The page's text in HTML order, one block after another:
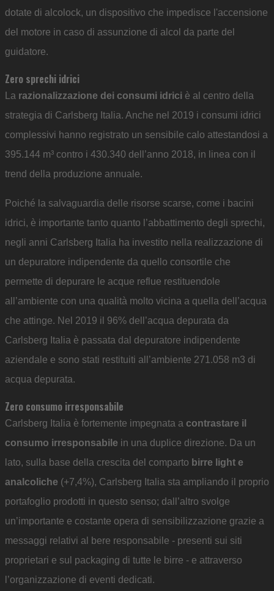
dotate di alcolock, un dispositivo che impedisce l'accensione
del motore in caso di assunzione di alcol da parte del
guidatore.
Zero sprechi idrici
La razionalizzazione dei consumi idrici è al centro della
strategia di Carlsberg Italia. Anche nel 2019 i consumi idrici
complessivi hanno registrato un sensibile calo attestandosi a
395.144 m³ contro i 430.340 dell’anno 2018, in linea con il
trend della produzione annuale.
Poiché la salvaguardia delle risorse scarse, come i bacini
idrici, è importante tanto quanto l’abbattimento degli sprechi,
negli anni Carlsberg Italia ha investito nella realizzazione di
un depuratore indipendente da quello consortile che
permette di depurare le acque reflue restituendole
all’ambiente con una qualità molto vicina a quella dell’acqua
che attinge. Nel 2019 il 96% dell’acqua depurata da
Carlsberg Italia è passata dal depuratore indipendente
aziendale e sono stati restituiti all’ambiente 271.058 m3 di
acqua depurata.
Zero consumo irresponsabile
Carlsberg Italia è fortemente impegnata a contrastare il
consumo irresponsabile in una duplice direzione. Da un
lato, sulla base della crescita del comparto birre light e
analcoliche (+7,4%), Carlsberg Italia sta ampliando il proprio
portafoglio prodotti in questo senso; dall’altro svolge
un’importante e costante opera di sensibilizzazione grazie a
messaggi relativi al bere responsabile - presenti sui siti
proprietari e sul packaging di tutte le birre - e attraverso
l’organizzazione di eventi dedicati.